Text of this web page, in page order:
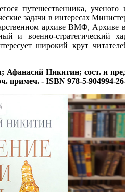
путешественника,
задачи в интересах
архиве ВМФ,
и военно-стратегический
широкий крут
Никитин; сост. и
примеч. - ISBN 978-5-904994-